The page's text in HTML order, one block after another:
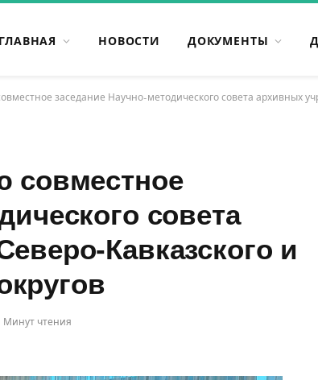
ГЛАВНАЯ НОВОСТИ ДОКУМЕНТЫ
заседание Научно-методического совета архивных
совместное
совета
Кавказского и
Минут чтения